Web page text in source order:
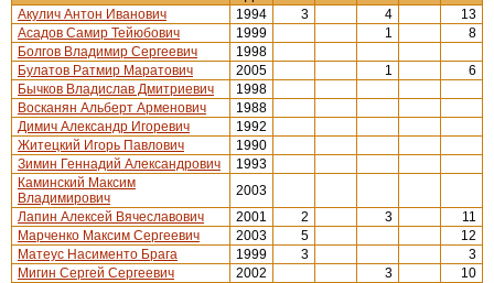
Акулич Антон Иванович
1994 3 4
13
Асадов Самир Тейюбович
1999 1
8
Болгов Владимир Сергеевич
1998
Булатов Ратмир Маратович
2005 1
6
Бычков Владислав Дмитриевич
1998
Восканян Альберт Арменович
1988
Димич Александр Игоревич
1992
Житецкий Игорь Павлович
1990
Зимин Геннадий Александрович
1993
Каминский Максим
Владимирович
2003
Лапин Алексей Вячеславович
2001 2 3
11
Марченко Максим Сергеевич
2003 5
12
Матеус Насименто Брага
1999 3
3
Мигин Сергей Сергеевич
2002 3
10